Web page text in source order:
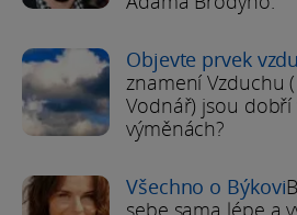
Objevte prvek
znamení Vzduchu
Vodnář) jsou
výměnách?
Všechno o Býkovi
sebe sama lépe a